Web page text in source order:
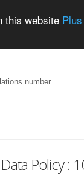
this website
number
Data Policy :